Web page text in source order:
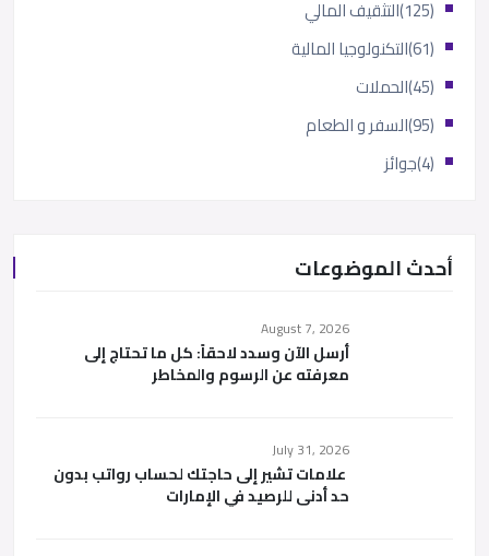
التثقيف المالي
(125)
التكنولوجيا المالية
(61)
الحملات
(45)
السفر و الطعام
(95)
جوائز (4)
أحدث الموضوعات
August 7, 2026
أرسل الآن وسدد لاحقاً: كل ما تحتاج إلى
معرفته عن الرسوم والمخاطر
July 31, 2026
علامات تشير إلى حاجتك لحساب رواتب بدون
حد أدنى للرصيد في الإمارات